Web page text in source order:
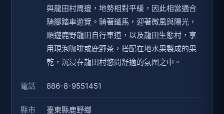
與龍田村周邊，地勢相對平緩，因此相當適合
騎腳踏車遊覽。騎著鐵馬，迎著微風與陽光，
順遊鹿野龍田自行車道，以及龍田生態村，享
用現泡咖啡或鹿野茶，搭配在地水果製成的果
乾，沉浸在龍田村悠閒舒適的氛圍之中。
電話 886-8-9551451
縣市 臺東縣鹿野鄉